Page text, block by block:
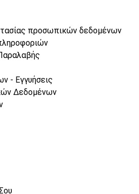
προσωπικών δεδομένων
- Εγγυήσεις
Δεδομένων